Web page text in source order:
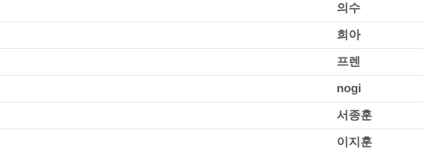
의수
희아
프렌
nogi
서종훈
이지훈